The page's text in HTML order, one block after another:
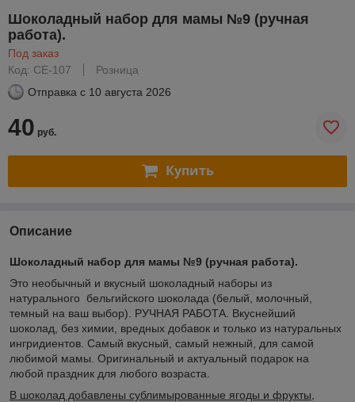
Шоколадный набор для мамы №9 (ручная
работа).
Под заказ
Код: СЕ-107
Розница
Отправка с 10 августа 2026
40 руб.
Купить
Описание
Шоколадный набор для мамы №9 (ручная работа).
Это необычный и вкусный шоколадный наборы из
натурального бельгийского шоколада (белый, молочный,
темный на ваш выбор). РУЧНАЯ РАБОТА. Вкуснейший
шоколад, без химии, вредных добавок и только из натуральных
ингридиентов. Самый вкусный, самый нежный, для самой
любимой мамы. Оригинальный и актуальный подарок на
любой праздник для любого возраста.
В шоколад добавлены сублимырованные ягоды и фрукты,